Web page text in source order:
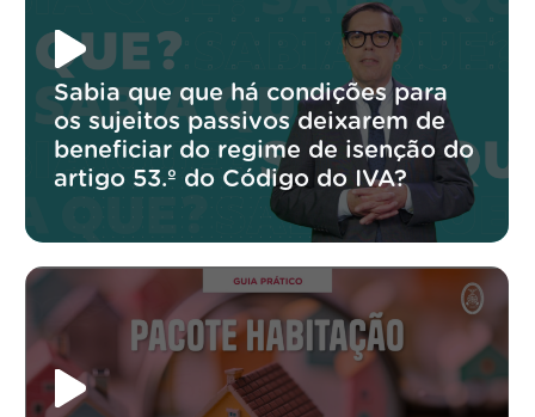
Sabia que que há condições para
os sujeitos passivos deixarem de
beneficiar do regime de isenção do
artigo 53.º do Código do IVA?